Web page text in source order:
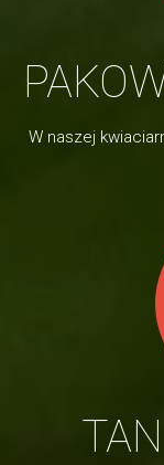
W naszej